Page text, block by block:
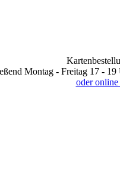
Montag - Freitag 17 -
oder